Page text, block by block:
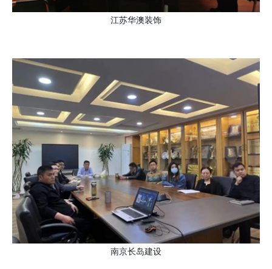
江苏华澳装饰
南京长岛建设